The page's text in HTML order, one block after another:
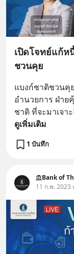
เปิดโจทย์แก้ห
ชวนคุย
แบงก์ชาติชวนคุ
อำนวยการ ฝ่าย
ชาติ ที่จะมาเจา
ดูเพิ่มเติม
1 บันทึก
Bank of
11 ก.พ. 2023